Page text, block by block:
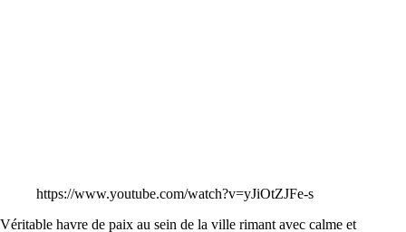
https://www.youtube.com/watch?v=yJiOtZJFe-s
Véritable havre de paix au sein de la ville rimant avec calme et